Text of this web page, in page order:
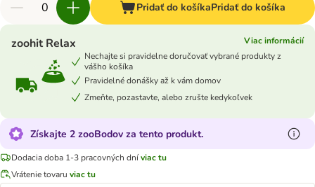
Pridať do košíkaPridať do košíka
zoohit Relax
Viac informácií
Nechajte si pravidelne doručovať vybrané produkty z
vášho košíka
Pravidelné donášky až k vám domov
Zmeňte, pozastavte, alebo zrušte kedykoľvek
Získajte 2 zooBodov za tento produkt.
Dodacia doba 1-3 pracovných dníviac tu
Vrátenie tovaru viac tu